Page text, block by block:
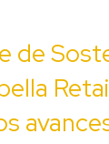
de